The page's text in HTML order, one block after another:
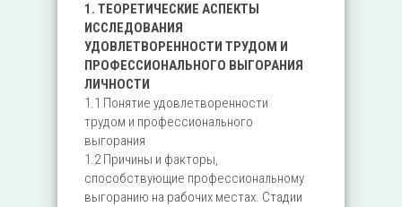
1. ТЕОРЕТИЧЕСКИЕ АСПЕКТЫ
ИССЛЕДОВАНИЯ
УДОВЛЕТВОРЕННОСТИ ТРУДОМ И
ПРОФЕССИОНАЛЬНОГО ВЫГОРАНИЯ
ЛИЧНОСТИ
1.1 Понятие удовлетворенности
трудом и профессионального
выгорания
1.2 Причины и факторы,
способствующие профессиональному
выгоранию на рабочих местах. Стадии